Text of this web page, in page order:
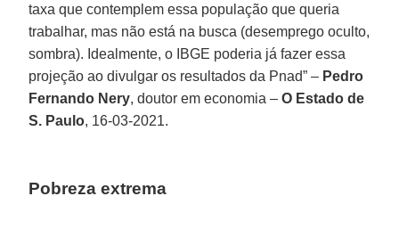
taxa que contemplem essa população que queria
trabalhar, mas não está na busca (desemprego oculto,
sombra). Idealmente, o IBGE poderia já fazer essa
projeção ao divulgar os resultados da Pnad” – Pedro
Fernando Nery, doutor em economia –O Estado de
S. Paulo, 16-03-2021.
Pobreza extrema